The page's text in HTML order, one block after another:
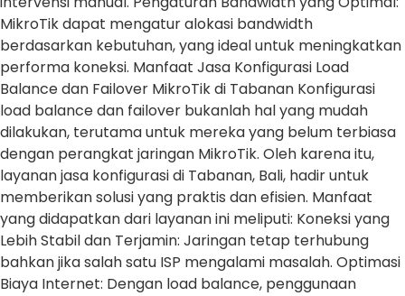
MikroTik dapat mengatur alokasi bandwidth
berdasarkan kebutuhan, yang ideal untuk meningkatkan
performa koneksi. Manfaat Jasa Konfigurasi Load
Balance dan Failover MikroTik di Tabanan Konfigurasi
load balance dan failover bukanlah hal yang mudah
dilakukan, terutama untuk mereka yang belum terbiasa
dengan perangkat jaringan MikroTik. Oleh karena itu,
layanan jasa konfigurasi di Tabanan, Bali, hadir untuk
memberikan solusi yang praktis dan efisien. Manfaat
yang didapatkan dari layanan ini meliputi: Koneksi yang
Lebih Stabil dan Terjamin: Jaringan tetap terhubung
bahkan jika salah satu ISP mengalami masalah. Optimasi
Biaya Internet: Dengan load balance, penggunaan